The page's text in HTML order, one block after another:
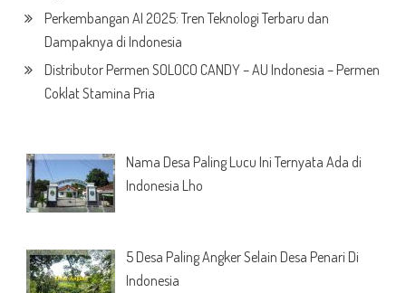
Perkembangan AI 2025: Tren Teknologi Terbaru dan
Dampaknya di Indonesia
Distributor Permen SOLOCO CANDY – AU Indonesia – Permen
Coklat Stamina Pria
Nama Desa Paling Lucu Ini Ternyata Ada di
Indonesia Lho
5 Desa Paling Angker Selain Desa Penari Di
Indonesia